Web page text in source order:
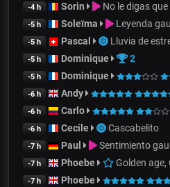
-4 h Sorin No le digas
-5 h Soleïma Leyenda
-5 h Pascal Lluvia de
-5 h Dominique 2
-5 h Dominique
-6 h Andy
-6 h Carlo
-6 h Cecile Cascabelito
-7 h Paul Sentimiento
-7 h Phoebe Golden age,
-7 h Phoebe